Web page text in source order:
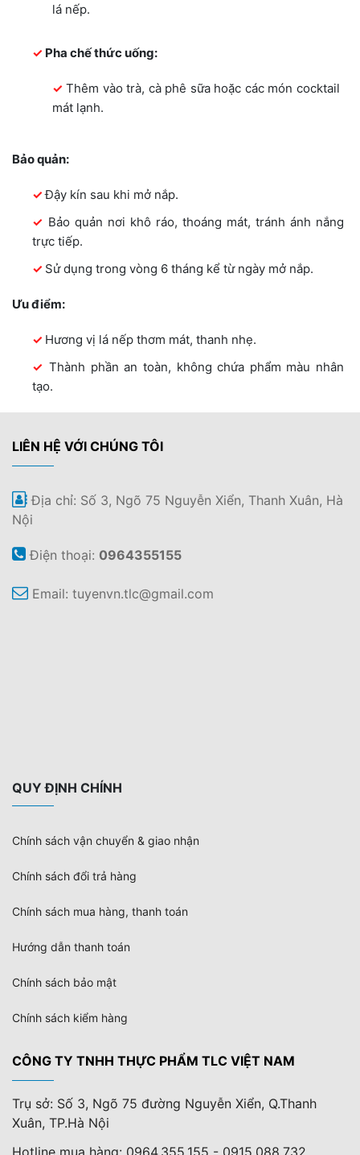
lá nếp.
Pha chế thức uống:
Thêm vào trà, cà phê sữa hoặc các món cocktail
mát lạnh.
Bảo quản:
Đậy kín sau khi mở nắp.
Bảo quản nơi khô ráo, thoáng mát, tránh ánh nắng
trực tiếp.
Sử dụng trong vòng 6 tháng kể từ ngày mở nắp.
Ưu điểm:
Hương vị lá nếp thơm mát, thanh nhẹ.
Thành phần an toàn, không chứa phẩm màu nhân
tạo.
LIÊN HỆ VỚI CHÚNG TÔI
Địa chỉ: Số 3, Ngõ 75 Nguyễn Xiển, Thanh Xuân, Hà
Nội
Điện thoại: 0964355155
Email: tuyenvn.tlc@gmail.com
QUY ĐỊNH CHÍNH
Chính sách vận chuyển & giao nhận
Chính sách đổi trả hàng
Chính sách mua hàng, thanh toán
Hướng dẫn thanh toán
Chính sách bảo mật
Chính sách kiểm hàng
CÔNG TY TNHH THỰC PHẨM TLC VIỆT NAM
Trụ sở: Số 3, Ngõ 75 đường Nguyễn Xiển, Q.Thanh
Xuân, TP.Hà Nội